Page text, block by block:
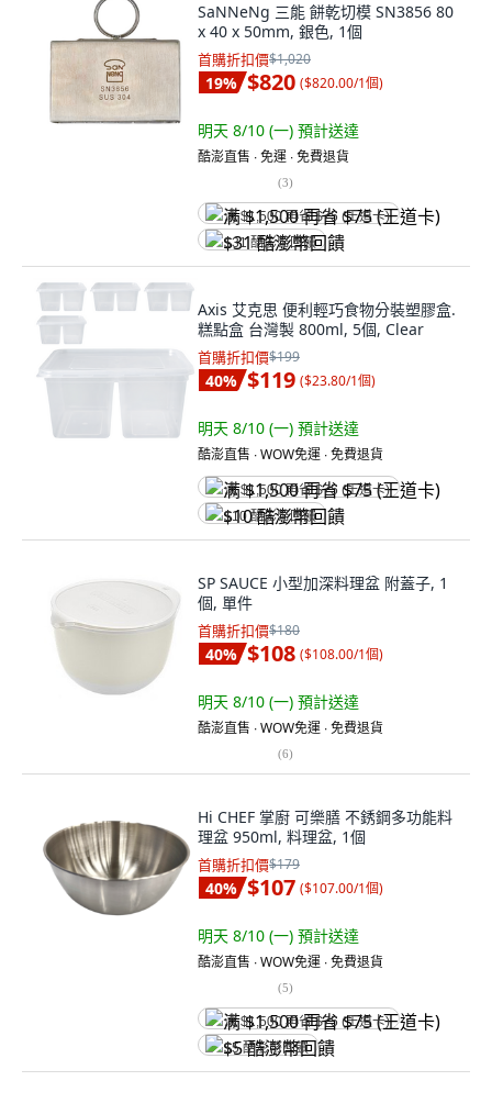
SaNNeNg 三能 餅乾切模 SN3856 80
x 40 x 50mm, 銀色, 1個
首購折扣價$1,020
19% $820 ($820.00/1個)
明天 8/10 (一) 預計送達
酷澎直售 ∙ 免運 ∙ 免費退貨
(3)
满 $1,500 再省 $75 (王道卡)
$31 酷澎幣回饋
Axis 艾克思 便利輕巧食物分裝塑膠盒.
糕點盒 台灣製 800ml, 5個, Clear
首購折扣價$199
40% $119 ($23.80/1個)
明天 8/10 (一) 預計送達
酷澎直售 ∙ WOW免運 ∙ 免費退貨
满 $1,500 再省 $75 (王道卡)
$10 酷澎幣回饋
SP SAUCE 小型加深料理盆 附蓋子, 1
個, 單件
首購折扣價$180
40% $108 ($108.00/1個)
明天 8/10 (一) 預計送達
酷澎直售 ∙ WOW免運 ∙ 免費退貨
(6)
Hi CHEF 掌廚 可樂膳 不銹鋼多功能料
理盆 950ml, 料理盆, 1個
首購折扣價$179
40% $107 ($107.00/1個)
明天 8/10 (一) 預計送達
酷澎直售 ∙ WOW免運 ∙ 免費退貨
(5)
满 $1,500 再省 $75 (王道卡)
$5 酷澎幣回饋